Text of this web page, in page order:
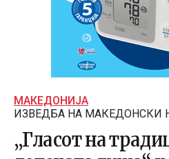
МАКЕДОНИЈА
ИЗВЕДБА НА МАКЕДОНСКИ
„Гласот на